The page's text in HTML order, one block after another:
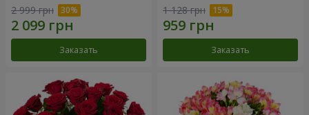
2 999 грн
Заказать
1 128 грн
Заказать